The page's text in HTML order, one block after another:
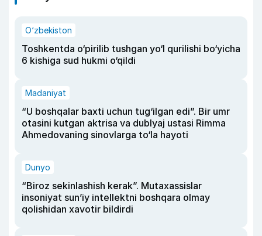
O‘zbekiston
Toshkentda o‘pirilib tushgan yo‘l qurilishi bo‘yicha
6 kishiga sud hukmi o‘qildi
Madaniyat
“U boshqalar baxti uchun tug‘ilgan edi”. Bir umr
otasini kutgan aktrisa va dublyaj ustasi Rimma
Ahmedovaning sinovlarga to‘la hayoti
Dunyo
“Biroz sekinlashish kerak”. Mutaxassislar
insoniyat sun’iy intellektni boshqara olmay
qolishidan xavotir bildirdi